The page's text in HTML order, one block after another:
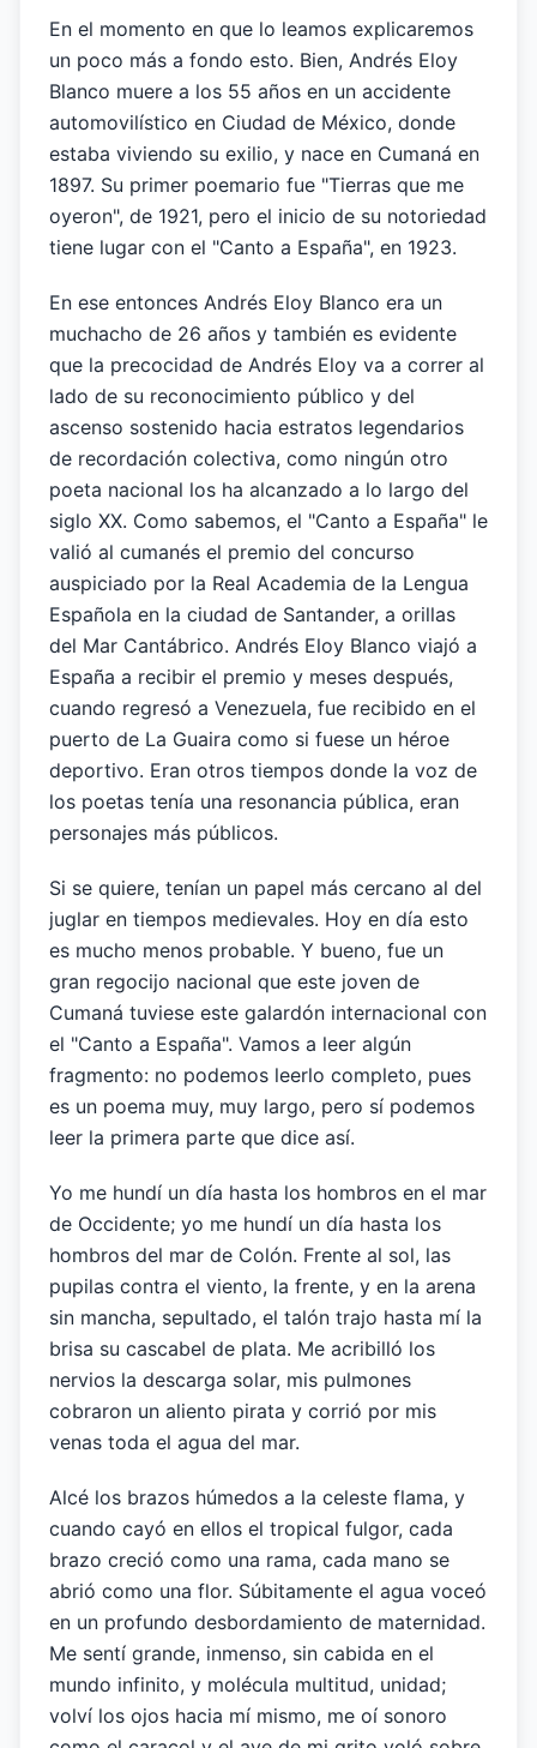
En el momento en que lo leamos explicaremos
un poco más a fondo esto. Bien, Andrés Eloy
Blanco muere a los 55 años en un accidente
automovilístico en Ciudad de México, donde
estaba viviendo su exilio, y nace en Cumaná en
1897. Su primer poemario fue "Tierras que me
oyeron", de 1921, pero el inicio de su notoriedad
tiene lugar con el "Canto a España", en 1923.
En ese entonces Andrés Eloy Blanco era un
muchacho de 26 años y también es evidente
que la precocidad de Andrés Eloy va a correr al
lado de su reconocimiento público y del
ascenso sostenido hacia estratos legendarios
de recordación colectiva, como ningún otro
poeta nacional los ha alcanzado a lo largo del
siglo XX. Como sabemos, el "Canto a España" le
valió al cumanés el premio del concurso
auspiciado por la Real Academia de la Lengua
Española en la ciudad de Santander, a orillas
del Mar Cantábrico. Andrés Eloy Blanco viajó a
España a recibir el premio y meses después,
cuando regresó a Venezuela, fue recibido en el
puerto de La Guaira como si fuese un héroe
deportivo. Eran otros tiempos donde la voz de
los poetas tenía una resonancia pública, eran
personajes más públicos.
Si se quiere, tenían un papel más cercano al del
juglar en tiempos medievales. Hoy en día esto
es mucho menos probable. Y bueno, fue un
gran regocijo nacional que este joven de
Cumaná tuviese este galardón internacional con
el "Canto a España". Vamos a leer algún
fragmento: no podemos leerlo completo, pues
es un poema muy, muy largo, pero sí podemos
leer la primera parte que dice así.
Yo me hundí un día hasta los hombros en el mar
de Occidente; yo me hundí un día hasta los
hombros del mar de Colón. Frente al sol, las
pupilas contra el viento, la frente, y en la arena
sin mancha, sepultado, el talón trajo hasta mí la
brisa su cascabel de plata. Me acribilló los
nervios la descarga solar, mis pulmones
cobraron un aliento pirata y corrió por mis
venas toda el agua del mar.
Alcé los brazos húmedos a la celeste flama, y
cuando cayó en ellos el tropical fulgor, cada
brazo creció como una rama, cada mano se
abrió como una flor. Súbitamente el agua voceó
en un profundo desbordamiento de maternidad.
Me sentí grande, inmenso, sin cabida en el
mundo infinito, y molécula multitud, unidad;
volví los ojos hacia mí mismo, me oí sonoro